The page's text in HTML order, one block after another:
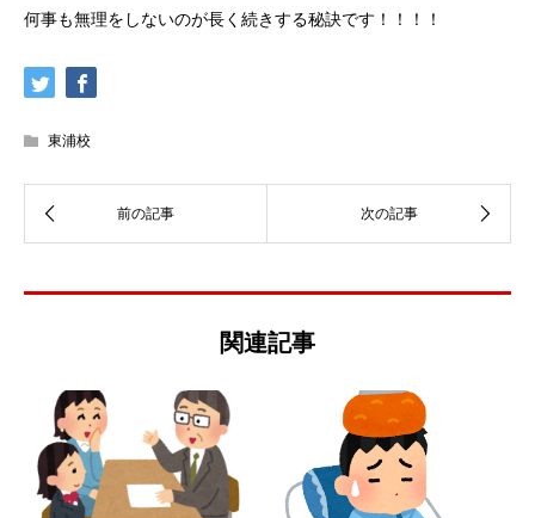
何事も無理をしないのが長く続きする秘訣です！！！！
東浦校
関連記事